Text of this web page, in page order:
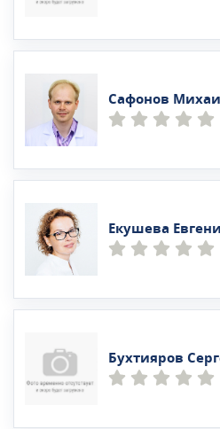
Сафонов
Екушева
Бухтияров